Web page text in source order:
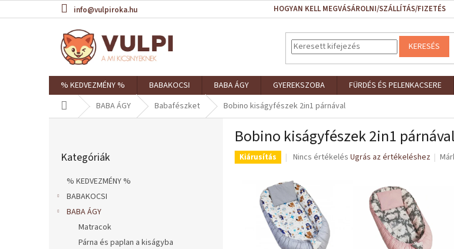
a
info@vulpiroka.hu HOGYAN KELL MEGVÁSÁROLNI/SZÁLLÍTÁS/FIZETÉS
KERESÉS
% KEDVEZMÉNY % BABAKOCSI BABA ÁGY GYEREKSZOBA FÜRDÉS ÉS PELENKACSERE
KezdőlapBABA ÁGY Babafészket Bobino kiságyfészek 2in1 párnával
átugrása
Kategóriák
% KEDVEZMÉNY %
BABAKOCSI
BABA ÁGY
Matracok
Párna és paplan a kiságyba
Bobino kiságyfészek 2in1 párnával
Kiárusítás
A
átlagos
értékelése
5-
ből
0,0
csillag.
Nincs értékelés Ugrás az értékeléshez